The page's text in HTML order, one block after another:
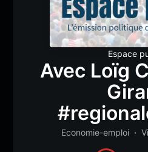
Espace
Avec Loïg
Economie-emploi